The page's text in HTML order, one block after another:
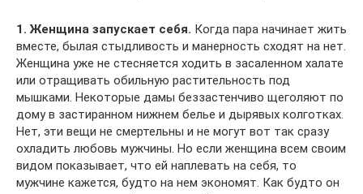
1. Женщина запускает себя. Когда пара начинает жить
вместе, былая стыдливость и манерность сходят на нет.
Женщина уже не стесняется ходить в засаленном халате
или отращивать обильную растительность под
мышками. Некоторые дамы беззастенчиво щеголяют по
дому в застиранном нижнем белье и дырявых колготках.
Нет, эти вещи не смертельны и не могут вот так сразу
охладить любовь мужчины. Но если женщина всем своим
видом показывает, что ей наплевать на себя, то
мужчине кажется, будто на нем экономят. Как будто он